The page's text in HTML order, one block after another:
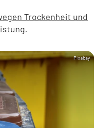
Trockenheit und
Pixabay